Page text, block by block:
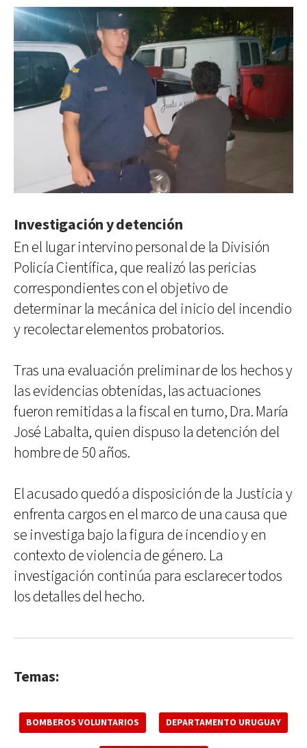
Investigación y detención
En el lugar intervino personal de la División
Policía Científica, que realizó las pericias
correspondientes con el objetivo de
determinar la mecánica del inicio del incendio
y recolectar elementos probatorios.
Tras una evaluación preliminar de los hechos y
las evidencias obtenidas, las actuaciones
fueron remitidas a la fiscal en turno, Dra. María
José Labalta, quien dispuso la detención del
hombre de 50 años.
El acusado quedó a disposición de la Justicia y
enfrenta cargos en el marco de una causa que
se investiga bajo la figura de incendio y en
contexto de violencia de género. La
investigación continúa para esclarecer todos
los detalles del hecho.
Temas:
BOMBEROS VOLUNTARIOS DEPARTAMENTO URUGUAY